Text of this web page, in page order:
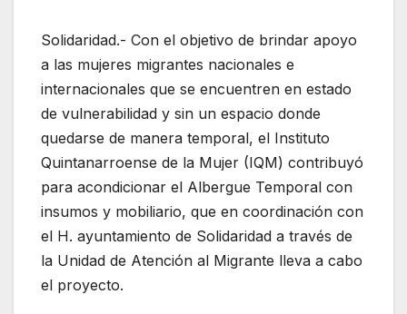
Solidaridad.- Con el objetivo de brindar apoyo
a las mujeres migrantes nacionales e
internacionales que se encuentren en estado
de vulnerabilidad y sin un espacio donde
quedarse de manera temporal, el Instituto
Quintanarroense de la Mujer (IQM) contribuyó
para acondicionar el Albergue Temporal con
insumos y mobiliario, que en coordinación con
el H. ayuntamiento de Solidaridad a través de
la Unidad de Atención al Migrante lleva a cabo
el proyecto.